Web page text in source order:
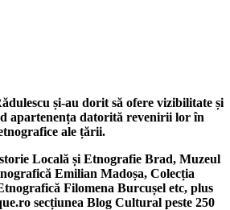
și-au dorit să ofere vizibilitate și
apartenența datorită revenirii lor în
ale țării.
Locală și Etnografie Brad, Muzeul
Emilian Madoșa, Colecția
Filomena Burcușel etc, plus
secțiunea Blog Cultural peste 250